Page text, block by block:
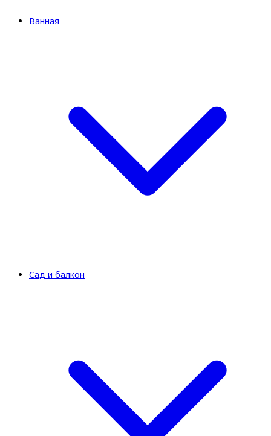
Ванная
Сад и балкон